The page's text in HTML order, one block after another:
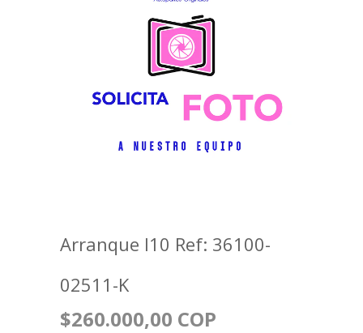
Arranque I10 Ref: 36100-
02511-K
$260.000,00 COP